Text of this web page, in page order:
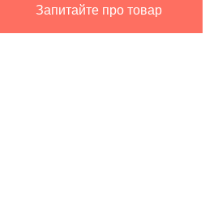
Запитайте про товар